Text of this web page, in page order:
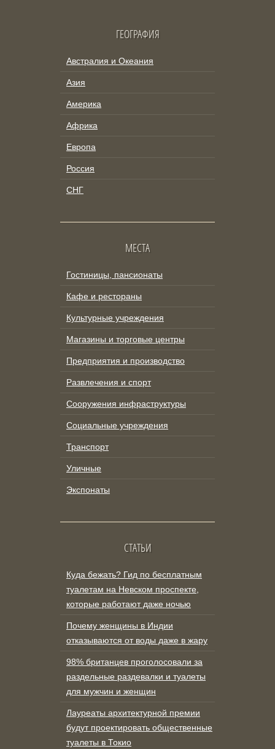
ГЕОГРАФИЯ
Австралия и Океания
Азия
Америка
Африка
Европа
Россия
СНГ
МЕСТА
Гостиницы, пансионаты
Кафе и рестораны
Культурные учреждения
Магазины и торговые центры
Предприятия и производство
Развлечения и спорт
Сооружения инфраструктуры
Социальные учреждения
Транспорт
Уличные
Экспонаты
СТАТЬИ
Куда бежать? Гид по бесплатным
туалетам на Невском проспекте,
которые работают даже ночью
Почему женщины в Индии
отказываются от воды даже в жару
98% британцев проголосовали за
раздельные раздевалки и туалеты
для мужчин и женщин
Лауреаты архитектурной премии
будут проектировать общественные
туалеты в Токио